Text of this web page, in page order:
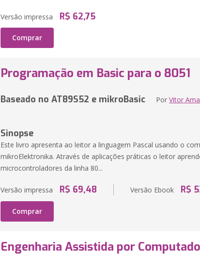
Versão impressa R$ 62,75
Comprar
Programação em Basic para o 8051
Baseado no AT89S52 e mikroBasic PorVitor
Sinopse
Este livro apresenta ao leitor a linguagem Pascal usando o
mikroElektronika. Através de aplicações práticas o leitor
microcontroladores da linha 80...
Versão impressa R$ 69,48 Versão Ebook R$
Comprar
Engenharia Assistida por